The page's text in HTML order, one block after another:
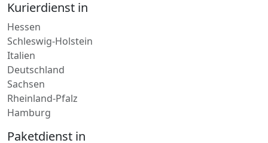
Kurierdienst in
Hessen
Schleswig-Holstein
Italien
Deutschland
Sachsen
Rheinland-Pfalz